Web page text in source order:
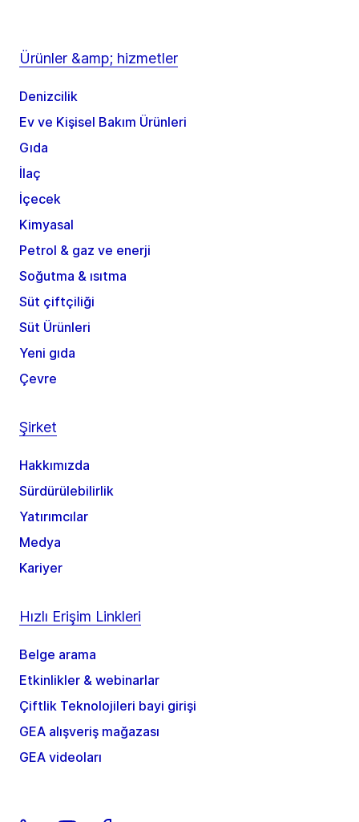
Ürünler &amp; hizmetler
Denizcilik
Ev ve Kişisel Bakım Ürünleri
Gıda
İlaç
İçecek
Kimyasal
Petrol & gaz ve enerji
Soğutma & ısıtma
Süt çiftçiliği
Süt Ürünleri
Yeni gıda
Çevre
Şirket
Hakkımızda
Sürdürülebilirlik
Yatırımcılar
Medya
Kariyer
Hızlı Erişim Linkleri
Belge arama
Etkinlikler & webinarlar
Çiftlik Teknolojileri bayi girişi
GEA alışveriş mağazası
GEA videoları